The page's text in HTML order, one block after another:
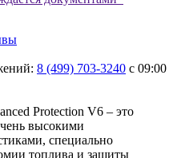
8 (499) 703-3240 с 09:00
Protection V6 – это
высокими
специально
топлива и защиты